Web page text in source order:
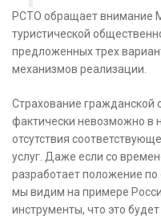
РСТО обращает внимание
туристической
предложенных трех
механизмов реализации.
Страхование гражданской
фактически невозможно в
отсутствия
услуг. Даже если со
разработает положение по
мы видим на примере
инструменты, что это